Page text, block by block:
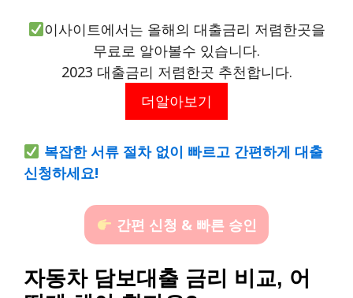
이사이트에서는 올해의 대출금리 저렴한곳을
무료로 알아볼수 있습니다.
2023 대출금리 저렴한곳 추천합니다.
더알아보기
복잡한 서류 절차 없이 빠르고 간편하게 대출
신청하세요!
간편 신청 & 빠른 승인
자동차 담보대출 금리 비교, 어